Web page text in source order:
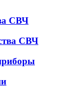
СВЧ
СВЧ